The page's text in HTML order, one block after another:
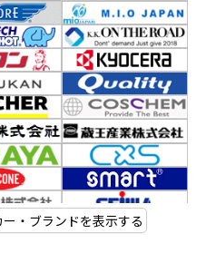
・ブランドを表示する